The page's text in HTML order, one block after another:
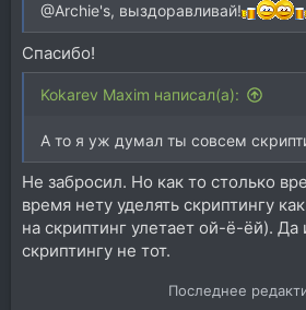
@Archie's, выздоравливай!
Спасибо!
Kokarev Maxim написал(а):
А то я уж думал ты совсем
Не забросил. Но как то столько
время нету уделять скриптингу
на скриптинг улетает ой-ё-ёй). Да
скриптингу не тот.
Последнее